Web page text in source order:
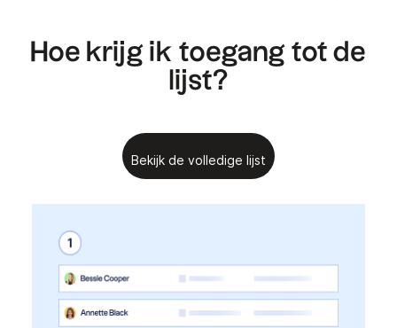
Hoe krijg ik toegang tot de
lijst?
Bekijk de volledige lijst